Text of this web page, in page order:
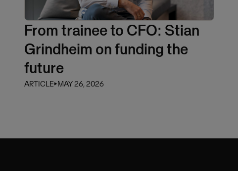
From trainee to CFO: Stian
Grindheim on funding the
future
ARTICLE⏵MAY 26, 2026